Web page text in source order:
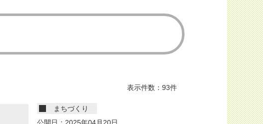
表示件数：93件
まちづくり